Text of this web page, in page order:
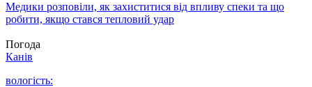
Медики розповіли, як захиститися від впливу спеки та що
робити, якщо стався тепловий удар
Погода
Канів
вологість: